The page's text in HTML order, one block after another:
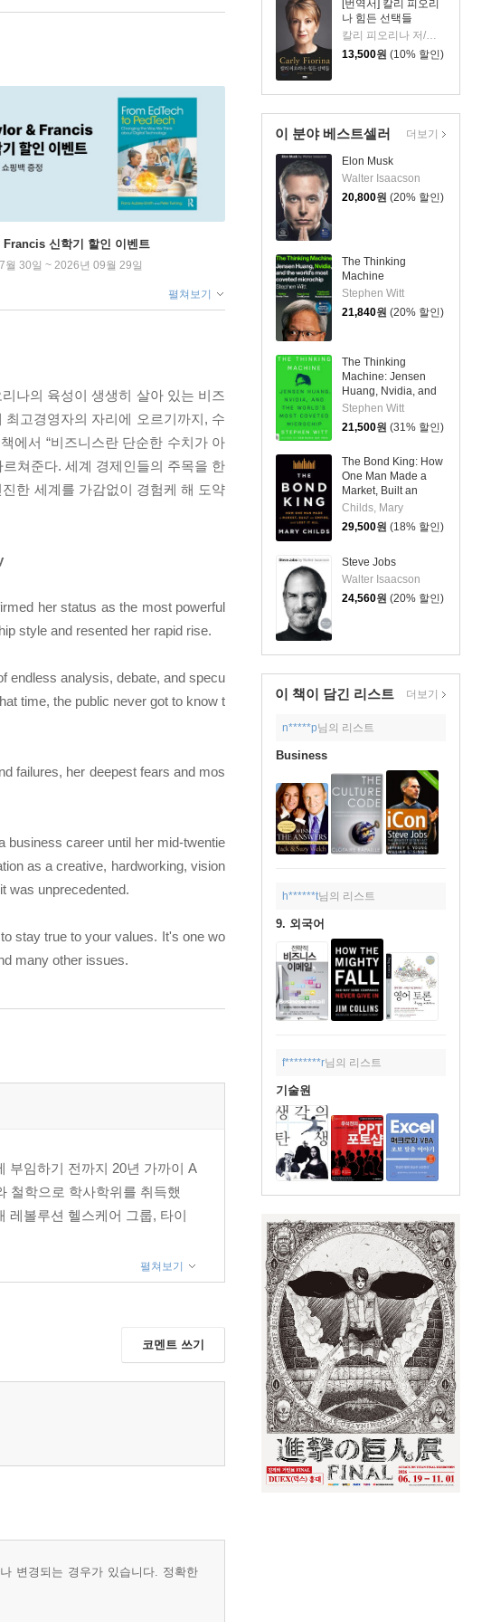
[번역서] 칼리 피오리
나 힘든 선택들
칼리 피오리나 저/공경희 역
13,500원 (10% 할인)
이 분야 베스트셀러
Elon Musk
Walter Isaacson
20,800원 (20% 할인)
The Thinking
Machine
Stephen Witt
21,840원 (20% 할인)
The Thinking
Machine: Jensen
Huang, Nvidia, and
the World's Most
Coveted Microchip
Stephen Witt
21,500원 (31% 할인)
The Bond King: How
One Man Made a
Market, Built an
Empire, and Lost It
Childs, Mary
29,500원 (18% 할인)
Steve Jobs
Walter Isaacson
24,560원 (20% 할인)
더보기
이 책이 담긴 리스트 더보기
n*****p님의 리스트
Business
h******t님의 리스트
9. 외국어
f********r님의 리스트
기술원
신학기 할인 이벤트
월 30일 ~ 2026년 09월 29일
펼쳐보기
나의 육성이 생생히 살아 있는 비즈
고경영자의 자리에 오르기까지, 수
에서 “비즈니스란 단순한 수치가 아
쳐준다. 세계 경제인들의 주목을 한
한 세계를 가감없이 경험케 해 도약
her status as the most powerful
style and resented her rapid rise.
endless analysis, debate, and specu
time, the public never got to know t
failures, her deepest fears and mos
business career until her mid-twentie
as a creative, hardworking, vision
was unprecedented.
stay true to your values. It's one wo
many other issues.
부임하기 전까지 20년 가까이 A
철학으로 학사학위를 취득했
레볼루션 헬스케어 그룹, 타이
펼쳐보기
코멘트 쓰기
변경되는 경우가 있습니다. 정확한